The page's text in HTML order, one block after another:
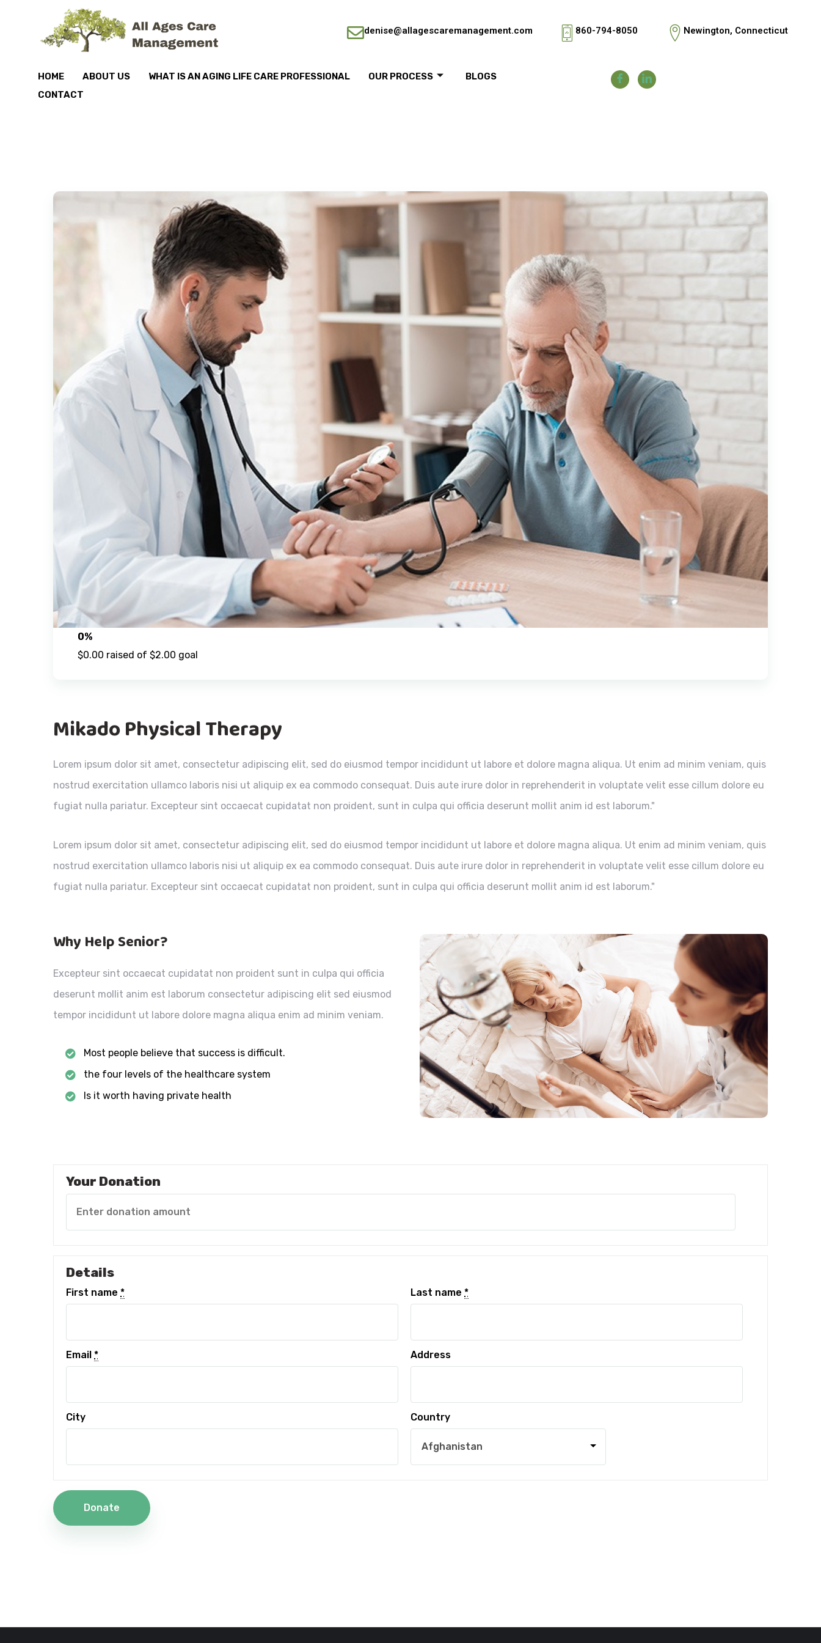
denise@allagescaremanagement.com 860-794-8050 Newington, Connecticut
HOME ABOUT US WHAT IS AN AGING LIFE CARE PROFESSIONAL OUR PROCESS
BLOGS
CONTACT
0%
$0.00 raised of $2.00 goal
Mikado Physical Therapy
Lorem ipsum dolor sit amet, consectetur adipiscing elit, sed do eiusmod tempor incididunt ut labore et dolore magna aliqua. Ut enim ad minim veniam, quis
nostrud exercitation ullamco laboris nisi ut aliquip ex ea commodo consequat. Duis aute irure dolor in reprehenderit in voluptate velit esse cillum dolore eu
fugiat nulla pariatur. Excepteur sint occaecat cupidatat non proident, sunt in culpa qui officia deserunt mollit anim id est laborum."
Lorem ipsum dolor sit amet, consectetur adipiscing elit, sed do eiusmod tempor incididunt ut labore et dolore magna aliqua. Ut enim ad minim veniam, quis
nostrud exercitation ullamco laboris nisi ut aliquip ex ea commodo consequat. Duis aute irure dolor in reprehenderit in voluptate velit esse cillum dolore eu
fugiat nulla pariatur. Excepteur sint occaecat cupidatat non proident, sunt in culpa qui officia deserunt mollit anim id est laborum."
Why Help Senior?
Excepteur sint occaecat cupidatat non proident sunt in culpa qui officia
deserunt mollit anim est laborum consectetur adipiscing elit sed eiusmod
tempor incididunt ut labore dolore magna aliqua enim ad minim veniam.
Most people believe that success is difficult.
the four levels of the healthcare system
Is it worth having private health
Your Donation
Details
First name * Last name *
Email * Address
City Country
Donate